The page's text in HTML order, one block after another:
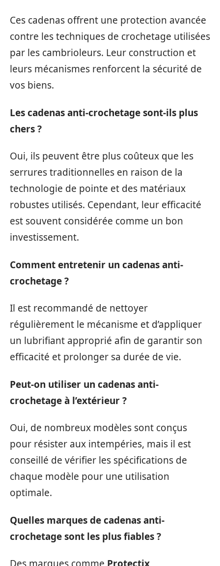
Ces cadenas offrent une protection avancée
contre les techniques de crochetage utilisées
par les cambrioleurs. Leur construction et
leurs mécanismes renforcent la sécurité de
vos biens.
Les cadenas anti-crochetage sont-ils plus
chers ?
Oui, ils peuvent être plus coûteux que les
serrures traditionnelles en raison de la
technologie de pointe et des matériaux
robustes utilisés. Cependant, leur efficacité
est souvent considérée comme un bon
investissement.
Comment entretenir un cadenas anti-
crochetage ?
Il est recommandé de nettoyer
régulièrement le mécanisme et d’appliquer
un lubrifiant approprié afin de garantir son
efficacité et prolonger sa durée de vie.
Peut-on utiliser un cadenas anti-
crochetage à l’extérieur ?
Oui, de nombreux modèles sont conçus
pour résister aux intempéries, mais il est
conseillé de vérifier les spécifications de
chaque modèle pour une utilisation
optimale.
Quelles marques de cadenas anti-
crochetage sont les plus fiables ?